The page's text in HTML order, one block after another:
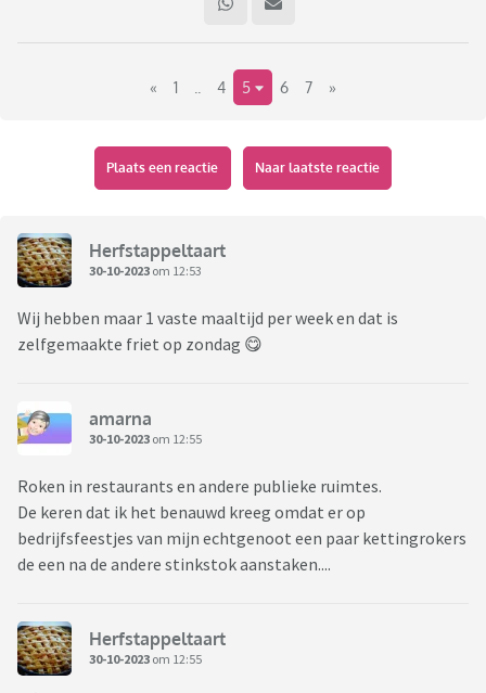
ik trap af; als kind “moest” ik mijn ooms en tantes zoenen.
Ze zijn met veel. Mijn ouders legden het bij ons en hun
siblings neer. Maar als kind weet je dat je je eigenlijk moet
conformeren aan die zoenen en knuffels.
ik merk dat tegenwoordig de high five bij kinderen meer
default is (in mijn omgeving). En dat vind ik fantastisch! Veel
minder indringend. En het smelt mijn hart toch dat de
een knuffel! ❤️
« 1 4 5 6 7 »
Plaats een reactie Naar laatste reactie
Herfstappeltaart
30-10-2023 om 12:53
Wij hebben maar 1 vaste maaltijd per week en dat is
zelfgemaakte friet op zondag 😋
amarna
30-10-2023 om 12:55
Roken in restaurants en andere publieke ruimtes.
De keren dat ik het benauwd kreeg omdat er op
bedrijfsfeestjes van mijn echtgenoot een paar kettingrokers
de een na de andere stinkstok aanstaken....
Herfstappeltaart
30-10-2023 om 12:55